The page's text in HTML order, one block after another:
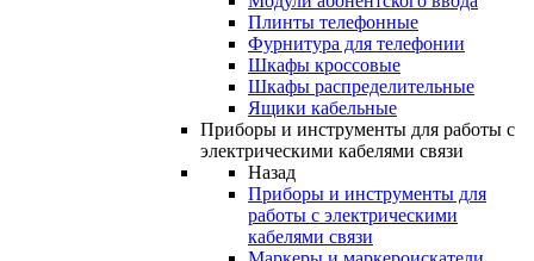
Плинты телефонные
Фурнитура для телефонии
Шкафы кроссовые
Шкафы распределительные
Ящики кабельные
Приборы и инструменты для работы с
электрическими кабелями связи
Назад
Приборы и инструменты для
работы с электрическими
кабелями связи